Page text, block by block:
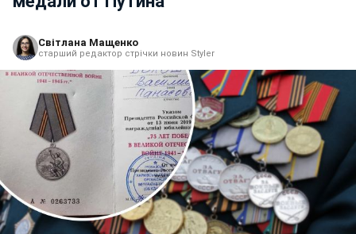
Світлана Мащенко
старший редактор стрічки новин Styler